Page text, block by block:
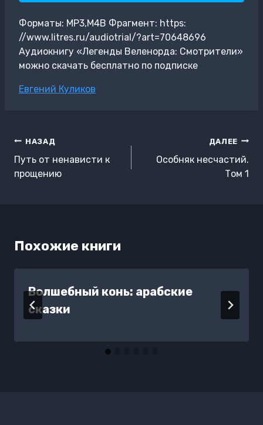
Форматы: MP3,M4B Фрагмент: https:
//www.litres.ru/audiotrial/?art=70648696
Аудиокнигу «Легенды Веленорда: Смотрители»
можно скачать бесплатно по подписке
Метки
Евгений Куликов
Навигация
по
записям
НАЗАД
Путь от ненависти к
прощению
ДАЛЕЕ
Особняк несчастий.
Том 1
Похожие книги
Волшебный конь: арабские
сказки